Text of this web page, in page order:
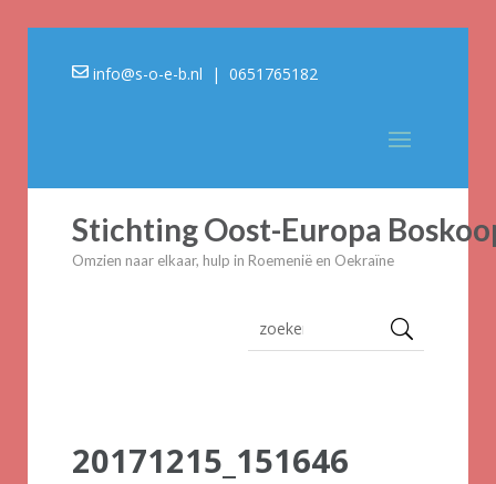
info@s-o-e-b.nl | 0651765182
Stichting Oost-Europa
Omzien naar elkaar, hulp in Roemenië en Oekraïne
20171215_151646